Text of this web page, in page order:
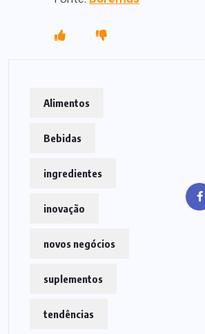
Alimentos
Bebidas
ingredientes
inovação
novos negócios
suplementos
tendências